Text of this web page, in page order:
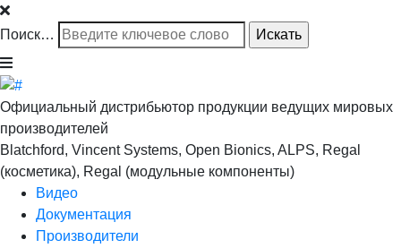
Поиск…
Официальный дистрибьютор продукции ведущих мировых
производителей
Blatchford, Vincent Systems, Open Bionics, ALPS, Regal
(косметика), Regal (модульные компоненты)
Видео
Документация
Производители